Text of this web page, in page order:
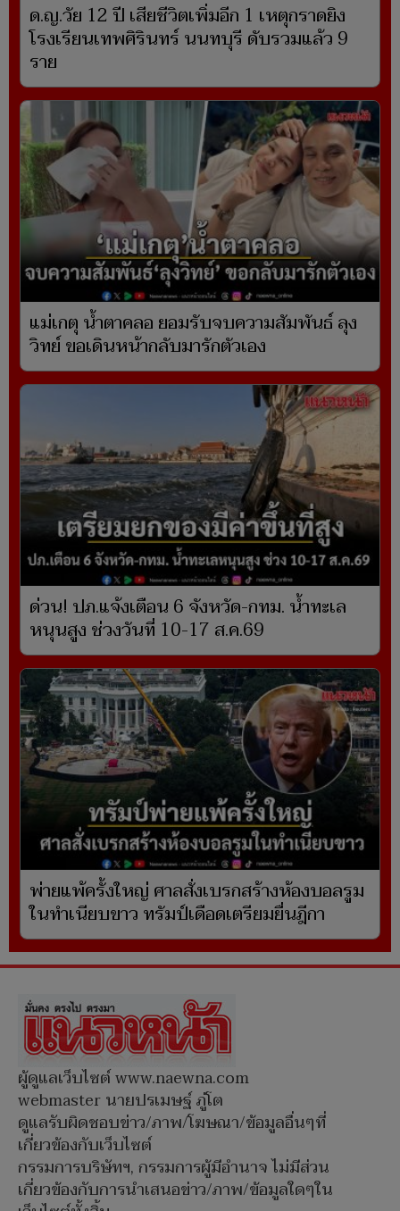
ด.ญ.วัย 12 ปี เสียชีวิตเพิ่มอีก 1 เหตุกราดยิง
โรงเรียนเทพศิรินทร์ นนทบุรี ดับรวมแล้ว 9
ราย
แม่เกตุ น้ำตาคลอ ยอมรับจบความสัมพันธ์ ลุง
วิทย์ ขอเดินหน้ากลับมารักตัวเอง
ด่วน! ปภ.แจ้งเตือน 6 จังหวัด-กทม. น้ำทะเล
หนุนสูง ช่วงวันที่ 10-17 ส.ค.69
พ่ายแพ้ครั้งใหญ่ ศาลสั่งเบรกสร้างห้องบอลรูม
ในทำเนียบขาว ทรัมป์เดือดเตรียมยื่นฎีกา
ผู้ดูแลเว็บไซต์ www.naewna.com
webmaster นายปรเมษฐ์ ภู่โต
ดูแลรับผิดชอบข่าว/ภาพ/โฆษณา/ข้อมูลอื่นๆที่
เกี่ยวข้องกับเว็บไซต์
กรรมการบริษัทฯ, กรรมการผู้มีอำนาจ ไม่มีส่วน
เกี่ยวข้องกับการนำเสนอข่าว/ภาพ/ข้อมูลใดๆใน